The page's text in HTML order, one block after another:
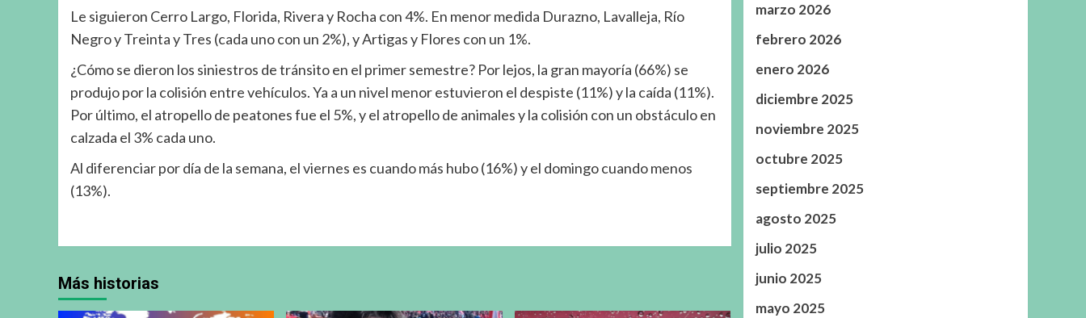
Le siguieron Cerro Largo, Florida, Rivera y Rocha con 4%. En menor medida Durazno, Lavalleja, Río
Negro y Treinta y Tres (cada uno con un 2%), y Artigas y Flores con un 1%.
¿Cómo se dieron los siniestros de tránsito en el primer semestre? Por lejos, la gran mayoría (66%) se
produjo por la colisión entre vehículos. Ya a un nivel menor estuvieron el despiste (11%) y la caída (11%).
Por último, el atropello de peatones fue el 5%, y el atropello de animales y la colisión con un obstáculo en
calzada el 3% cada uno.
Al diferenciar por día de la semana, el viernes es cuando más hubo (16%) y el domingo cuando menos
(13%).
Más historias
marzo 2026
febrero 2026
enero 2026
diciembre 2025
noviembre 2025
octubre 2025
septiembre 2025
agosto 2025
julio 2025
junio 2025
mayo 2025